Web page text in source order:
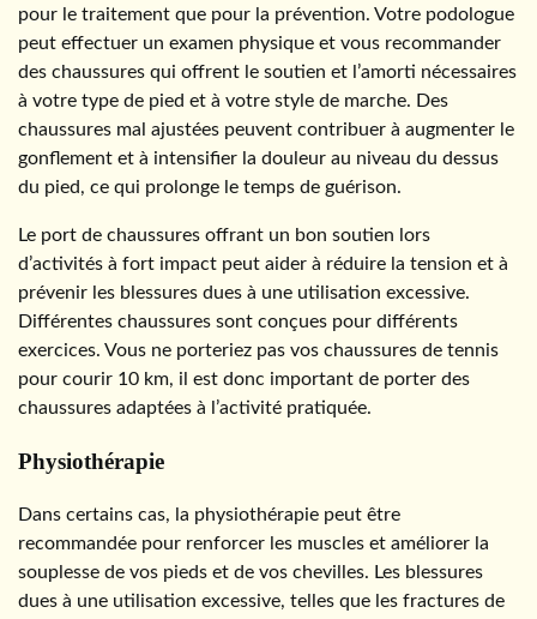
pour le traitement que pour la prévention. Votre podologue
peut effectuer un examen physique et vous recommander
des chaussures qui offrent le soutien et l’amorti nécessaires
à votre type de pied et à votre style de marche. Des
chaussures mal ajustées peuvent contribuer à augmenter le
gonflement et à intensifier la douleur au niveau du dessus
du pied, ce qui prolonge le temps de guérison.
Le port de chaussures offrant un bon soutien lors
d’activités à fort impact peut aider à réduire la tension et à
prévenir les blessures dues à une utilisation excessive.
Différentes chaussures sont conçues pour différents
exercices. Vous ne porteriez pas vos chaussures de tennis
pour courir 10 km, il est donc important de porter des
chaussures adaptées à l’activité pratiquée.
Physiothérapie
Dans certains cas, la physiothérapie peut être
recommandée pour renforcer les muscles et améliorer la
souplesse de vos pieds et de vos chevilles. Les blessures
dues à une utilisation excessive, telles que les fractures de